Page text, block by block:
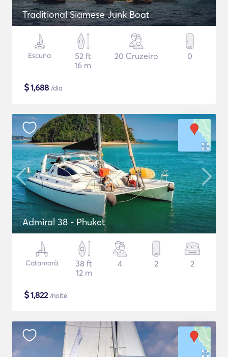
Traditional Siamese Junk Boat
Escuna
52 ft
16 m
20 Cruzeiro 0
$1,688 /dia
Admiral 38 - Phuket
Catamarã
38 ft
12 m
4 2 2
$1,822/noite